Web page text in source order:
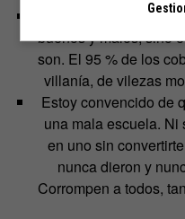
He sabido que el
buenos y malos, sino
son. El 95 % de los
villanía, de vilezas
Estoy convencido de
una mala escuela.
en uno sin
nunca dieron y
Corrompen a todos,